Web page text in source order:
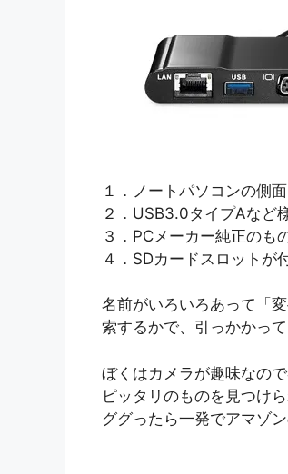
１．ノートパソコンの側
２．USB3.0タイプAなど
３．PCメーカー純正のも
４．SDカードスロットが
名前がいろいろあって「
索するかで、引っかかっ
ぼくはカメラが趣味なので
ピッタリのものを見つけ
ググったら一発でアマゾ